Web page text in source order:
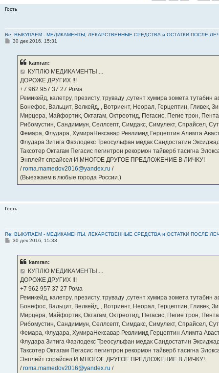
Гость
Re: ВЫКУПАЕМ - МЕДИКАМЕНТЫ, ЛЕКАРСТВЕННЫЕ СРЕДСТВА и ОСТАТКИ ПОСЛЕ
С30 дек 2016, 15:31
kamran:
КУПЛЮ МЕДИКАМЕНТЫ....
ДОРОЖЕ ДРУГИХ !!!
‪+7 962 957 37 27‬ Рома
Ремикейд, калетру, презисту, труваду ,сутент хумира зомета
Бонефос, Вальцит, Велкейд, , Вотриент, Неорал, Герцептин, Гливек,
Мирцера, Майфортик, Октагам, Октреотид, Пегасис, Пегие трон,
Рибомустин, Сандиммун, Селлсепт, Симдакс, Симулект, Спрайсел,
Фемара, Флудара, ХумираНексавар Ревлимид Герцептин Алимта
Флудара Зитига Фазлодекс Треосульфан медак Сандостатин
Таксотер Октагам Пегасис пегинтрон рекормон тайверб тасигна
Энплейт спрайсел И МНОГОЕ ДРУГОЕ ПРЕДЛОЖЕНИЕ В ЛИЧКУ!
/roma.mamedov2016@yandex.ru /
(Выезжаем в любые города России.)
Гость
Re: ВЫКУПАЕМ - МЕДИКАМЕНТЫ, ЛЕКАРСТВЕННЫЕ СРЕДСТВА и ОСТАТКИ ПОСЛЕ
С30 дек 2016, 15:33
kamran:
КУПЛЮ МЕДИКАМЕНТЫ....
ДОРОЖЕ ДРУГИХ !!!
‪+7 962 957 37 27‬ Рома
Ремикейд, калетру, презисту, труваду ,сутент хумира зомета
Бонефос, Вальцит, Велкейд, , Вотриент, Неорал, Герцептин, Гливек,
Мирцера, Майфортик, Октагам, Октреотид, Пегасис, Пегие трон,
Рибомустин, Сандиммун, Селлсепт, Симдакс, Симулект, Спрайсел,
Фемара, Флудара, ХумираНексавар Ревлимид Герцептин Алимта
Флудара Зитига Фазлодекс Треосульфан медак Сандостатин
Таксотер Октагам Пегасис пегинтрон рекормон тайверб тасигна
Энплейт спрайсел И МНОГОЕ ДРУГОЕ ПРЕДЛОЖЕНИЕ В ЛИЧКУ!
/roma.mamedov2016@yandex.ru /